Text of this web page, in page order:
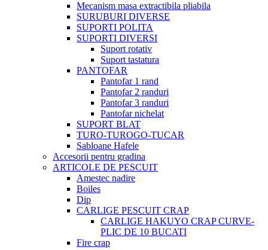
Mecanism masa extractibila pliabila
SURUBURI DIVERSE
SUPORTI POLITA
SUPORTI DIVERSI
Suport rotativ
Suport tastatura
PANTOFAR
Pantofar 1 rand
Pantofar 2 randuri
Pantofar 3 randuri
Pantofar nichelat
SUPORT BLAT
TURO-TUROGO-TUCAR
Sabloane Hafele
Accesorii pentru gradina
ARTICOLE DE PESCUIT
Amestec nadire
Boiles
Dip
CARLIGE PESCUIT CRAP
CARLIGE HAKUYO CRAP CURVE-
PLIC DE 10 BUCATI
Fire crap